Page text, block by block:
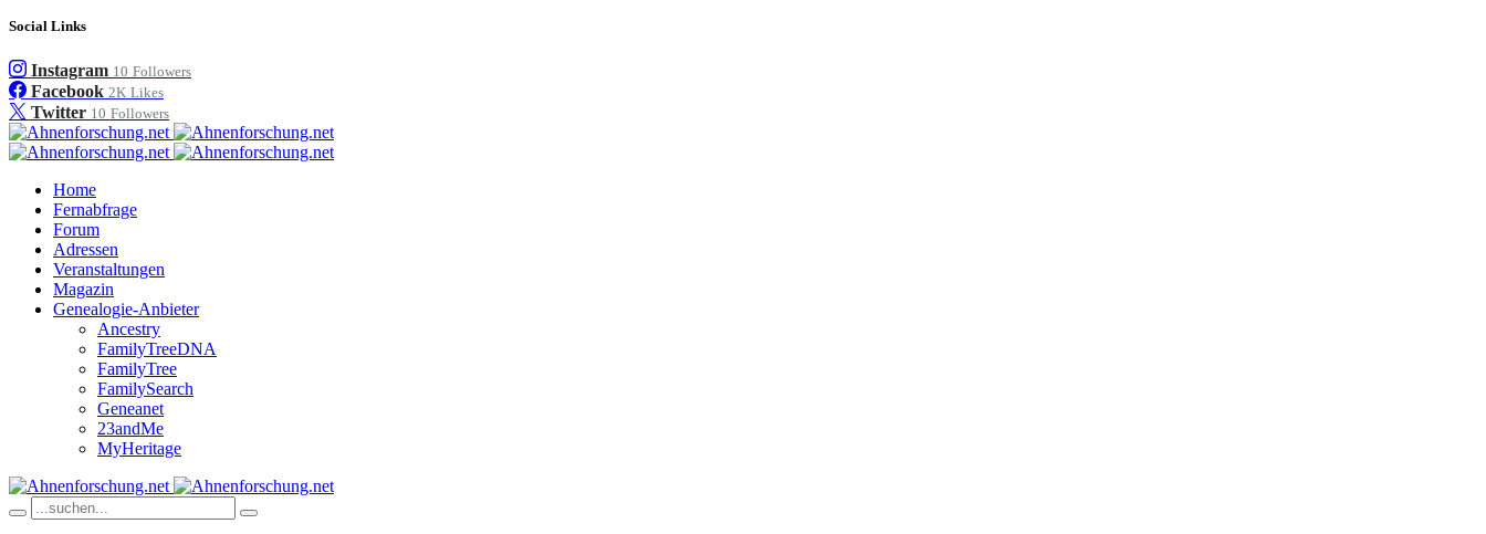
Social Links
Instagram 10 Followers
Facebook 2K Likes
Twitter 10 Followers
Home
Fernabfrage
Forum
Adressen
Veranstaltungen
Magazin
Genealogie-Anbieter
Ancestry
FamilyTreeDNA
FamilyTree
FamilySearch
Geneanet
23andMe
MyHeritage